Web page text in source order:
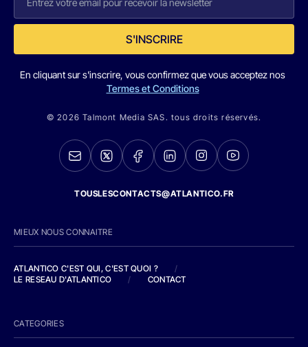
S'INSCRIRE
En cliquant sur s'inscrire, vous confirmez que vous acceptez nos
Termes et Conditions
© 2026 Talmont Media SAS. tous droits réservés.
TOUSLESCONTACTS@ATLANTICO.FR
MIEUX NOUS CONNAITRE
ATLANTICO C'EST QUI, C'EST QUOI ?
/
LE RESEAU D'ATLANTICO
/ CONTACT
CATEGORIES